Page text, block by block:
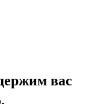
вас